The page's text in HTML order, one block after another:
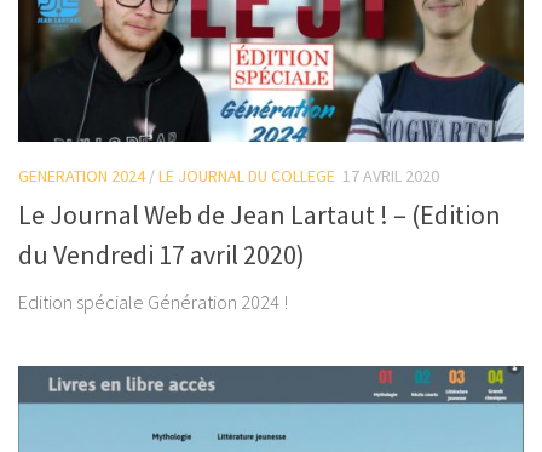
GENERATION 2024/LE JOURNAL DU COLLEGE 17 AVRIL 2020
Le Journal Web de Jean Lartaut ! – (Edition
du Vendredi 17 avril 2020)
Edition spéciale Génération 2024 !